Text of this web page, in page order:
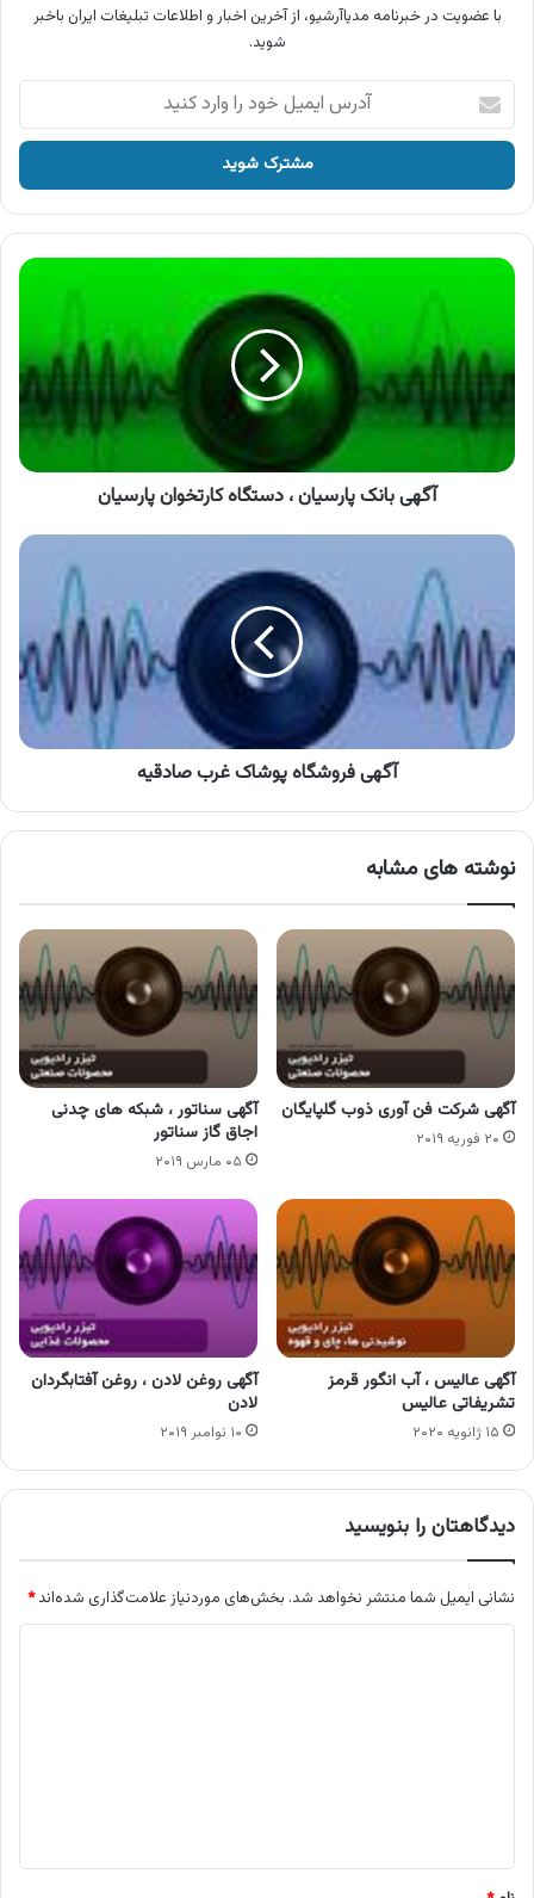
با عضویت در خبرنامه مدیاآرشیو، از آخرین اخبار و اطلاعات تبلیغات ایران باخبر
شوید.
آدرس
ایمیل
خود
وارد
کنید
آگهی
دستگاه
کارتخوان
پارسیان
آگهی بانک پارسیان ، دستگاه کارتخوان پارسیان
آگهی
صادقیه
آگهی فروشگاه پوشاک غرب صادقیه
نوشته های مشابه
آگهی شرکت فن آوری ذوب گلپایگان
۲۰ فوریه ۲۰۱۹
آگهی سناتور ، شبکه های چدنی
اجاق گاز سناتور
۰۵ مارس ۲۰۱۹
آگهی عالیس ، آب انگور قرمز
تشریفاتی عالیس
۱۵ ژانویه ۲۰۲۰
آگهی روغن لادن ، روغن آفتابگردان
لادن
۱۰ نوامبر ۲۰۱۹
دیدگاهتان را بنویسید
نشانی ایمیل شما منتشر نخواهد شد. بخش‌های موردنیاز علامت‌گذاری شده‌اند*